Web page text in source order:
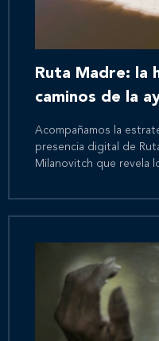
Ruta Madre: la
caminos de la
Acompañamos la
presencia digital de
Milanovitch que revela